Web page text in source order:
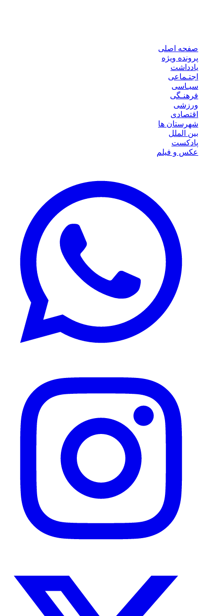
صفحه اصلی
پرونده ویژه
یادداشت
اجتـماعی
سیـاسی
فرهنـگی
ورزشی
اقتصادی
شهرستان ها
بین الملل
پادکست
عکس و فیلم